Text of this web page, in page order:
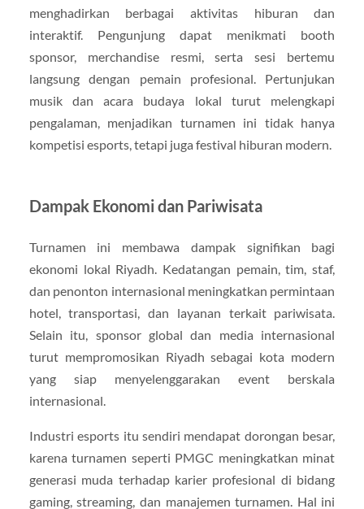
menghadirkan berbagai aktivitas hiburan dan
interaktif. Pengunjung dapat menikmati booth
sponsor, merchandise resmi, serta sesi bertemu
langsung dengan pemain profesional. Pertunjukan
musik dan acara budaya lokal turut melengkapi
pengalaman, menjadikan turnamen ini tidak hanya
kompetisi esports, tetapi juga festival hiburan modern.
Dampak Ekonomi dan Pariwisata
Turnamen ini membawa dampak signifikan bagi
ekonomi lokal Riyadh. Kedatangan pemain, tim, staf,
dan penonton internasional meningkatkan permintaan
hotel, transportasi, dan layanan terkait pariwisata.
Selain itu, sponsor global dan media internasional
turut mempromosikan Riyadh sebagai kota modern
yang siap menyelenggarakan event berskala
internasional.
Industri esports itu sendiri mendapat dorongan besar,
karena turnamen seperti PMGC meningkatkan minat
generasi muda terhadap karier profesional di bidang
gaming, streaming, dan manajemen turnamen. Hal ini